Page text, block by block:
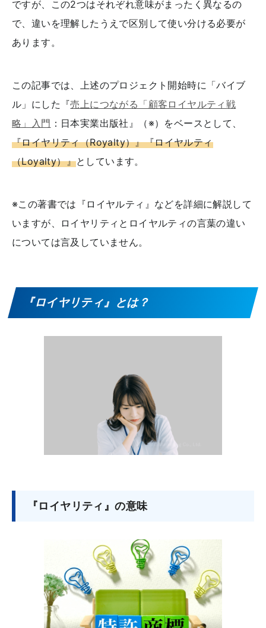
ですが、この2つはそれぞれ意味がまったく異なるの
で、違いを理解したうえで区別して使い分ける必要が
あります。
この記事では、上述のプロジェクト開始時に「バイブ
ル」にした『売上につながる「顧客ロイヤルティ戦
略」入門 ：日本実業出版社』（※）をベースとして、
『ロイヤリティ（Royalty）』『ロイヤルティ
（Loyalty）』としています。
※この著書では『ロイヤルティ』などを詳細に解説して
いますが、ロイヤリティとロイヤルティの言葉の違い
については言及していません。
『ロイヤリティ』とは？
『ロイヤリティ』の意味